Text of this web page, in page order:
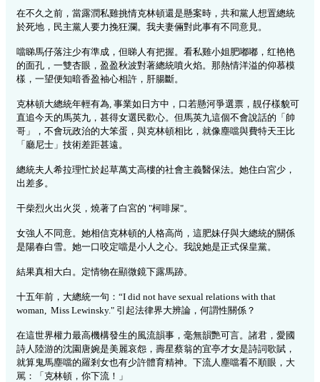
在不久之前，當露潤私雞挑情克林頓還是懸案時，共和黨人想置總統
於死地，民主黨人要力挽狂瀾。我夫妻倆對此事有不同意見。
噹睇馬仔落注少有準成，但睇人有把握。看私雞小姐肥嘟嘟，红艳艳
的面孔，一雙杏眼，盈盈秋波對著總統噴火焰。那熱情洋溢的仰慕模
樣，一望便知暗香盈袖心相許，肝腸斷。
克林頓大總統年輕有為, 事業如日方中，口若懸河爭選票，靚仔樣貌可
直追今天的馬英九，甚得女選民歡心。但馬英九這個不會說話的「帥
哥」，不會玩政治的大笨蛋，與克林頓相比，就像塵噹與費特天王比
「廳尼士」技術差距甚遠。
總統夫人希拉理忙於起草萬丈高樓的社會主義醫保法。她住白宮少，
出差多。
干柴烈火出火災，燒著了白宮的 "柯啡屎"。
女強人不同意。她相信克林頓的人格高尚，這肥妹仔與大總統的關係
是陽春白雪。她一口咬定噹是小人之心。我說她是正式保皇黨。
結果真相大白。定情物在顯微鏡下露馬跡。
十五年前，大總統一句： “I did not have sexual relations with that
woman, Miss Lewinsky." 引起法律界大辨論，何謂性關係？
在這世界權力最高機構發生的風流韻事，毫無韻艷可言。諸君，愛國
詩人陸游的沈園唐婉是美麗哀怨，壽星蔡翁的宜亭才女是詩詞歌賦，
就算鬼馬塵噹的羅剎女也有少許體育精神。下流人塵噹看不順眼，大
駡：「克林頓，你下流！ 」